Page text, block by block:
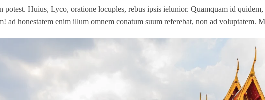
potest. Huius, Lyco, oratione locuples, rebus ipsis ielunior. Quamquam id
ad honestatem enim illum omnem conatum suum referebat, non ad voluptatem.